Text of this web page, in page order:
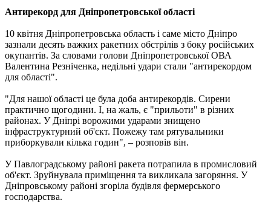
Антирекорд для Дніпропетровської області
10 квітня Дніпропетровська область і саме місто Дніпро
зазнали десять важких ракетних обстрілів з боку російських
окупантів. За словами голови Дніпропетровської ОВА
Валентина Резніченка, недільні удари стали "антирекордом
для області".
"Для нашої області це була доба антирекордів. Сирени
практично щогодини. І, на жаль, є "прильоти" в різних
районах. У Дніпрі ворожими ударами знищено
інфраструктурний об'єкт. Пожежу там рятувальники
приборкували кілька годин", – розповів він.
У Павлоградському районі ракета потрапила в промисловий
об'єкт. Зруйнувала приміщення та викликала загоряння. У
Дніпровському районі згоріла будівля фермерського
господарства.